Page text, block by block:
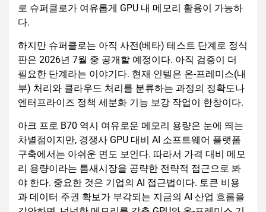
로 슈퍼클로가 여유롭게 GPU 내 메모리 활용이 가능하
다.
하지만 슈퍼클로는 아직 사전(베타) 테스트 단계로 정식
판은 2026년 7월 중 공개할 예정이다. 아직 검증이 더
필요한 단계라는 이야기다. 현재 인텔은 온-프레미스(내
부) 처리와 클라우드 처리를 분류하는 과정의 정확도나
엔터프라이즈 정책 세분화 기능 보강 작업이 한창이다.
아크 프로 B70 역시 여유로운 메모리 용량은 눈에 띄는
차별점이지만, 경쟁사 GPU 대비 AI 소프트웨어 플랫폼
구축에서는 아쉬운 면도 보인다. 따라서 가격 대비 메모
리 용량이라는 틈새시장을 공략한 전략적 접근으로 봐
야 한다. 중요한 것은 기업의 AI 접근법이다. 토큰 비용
과 데이터 주권 확보가 부각되는 지금의 AI 산업 흐름을